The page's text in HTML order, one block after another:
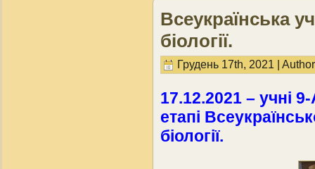
Всеукраїнська
біології.
Грудень 17th, 2021 |
17.12.2021 – учні
етапі
біології.